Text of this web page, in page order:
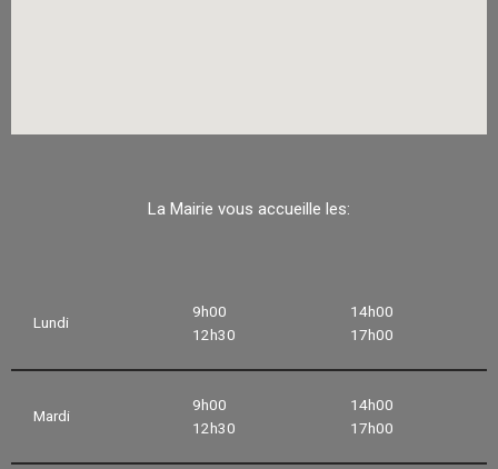
La Mairie vous accueille les:
Lundi
9h00
12h30
14h00
17h00
Mardi
9h00
12h30
14h00
17h00